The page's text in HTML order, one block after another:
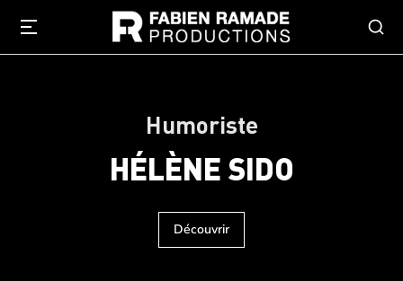
Humoriste
HÉLÈNE SIDO
Découvrir